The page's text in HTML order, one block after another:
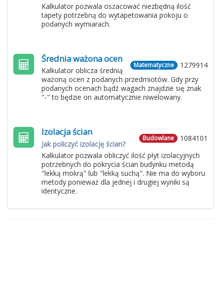
Kalkulator pozwala oszacować niezbędną ilość
tapety potrzebną do wytapetowania pokoju o
podanych wymiarach.
1279914
Matematyczne
Średnia ważona ocen
Kalkulator oblicza średnią
ważoną ocen z podanych przedmiotów. Gdy przy
podanych ocenach bądź wagach znajdzie się znak
"-" to będzie on automatycznie niwelowany.
1084101
Budowlane
Izolacja ścian
Jak policzyć izolację ścian?
Kalkulator pozwala obliczyć ilość płyt izolacyjnych
potrzebnych do pokrycia ścian budynku metodą
"lekką mokrą" lub "lekką suchą". Nie ma do wyboru
metody ponieważ dla jednej i drugiej wyniki są
identyczne.